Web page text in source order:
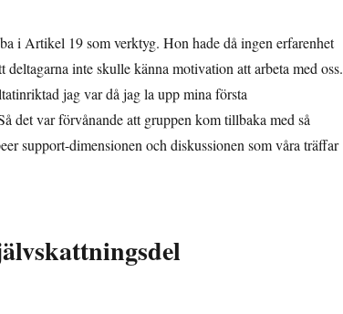
i Artikel 19 som verktyg. Hon hade då ingen erfarenhet
inte skulle känna motivation att arbeta med oss.
jag var då jag la upp mina första
det var förvånande att gruppen kom tillbaka med så
support-dimensionen och diskussionen som våra träffar